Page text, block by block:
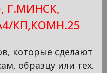
Г.МИНСК,
КП,КОМН.25
которые сделают
образцу или тех.